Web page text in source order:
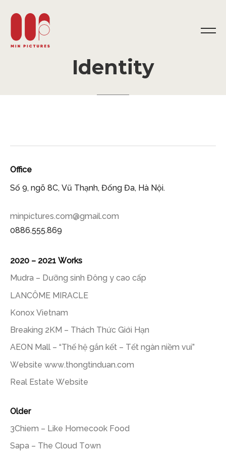
Identity
Office
Số 9, ngõ 8C, Vũ Thạnh, Đống Đa, Hà Nội.
minpictures.com@gmail.com
0886.555.869
2020 – 2021 Works
Mudra – Dưỡng sinh Đông y cao cấp
LANCÔME MIRACLE
Konox Vietnam
Breaking 2KM – Thách Thức Giới Hạn
AEON Mall – “Thế hệ gắn kết – Tết ngàn niềm vui”
Website www.thongtinduan.com
Real Estate Website
Older
3Chiem – Like Homecook Food
Sapa – The Cloud Town